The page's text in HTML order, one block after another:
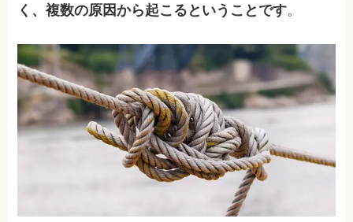
く、複数の原因から起こるということです。